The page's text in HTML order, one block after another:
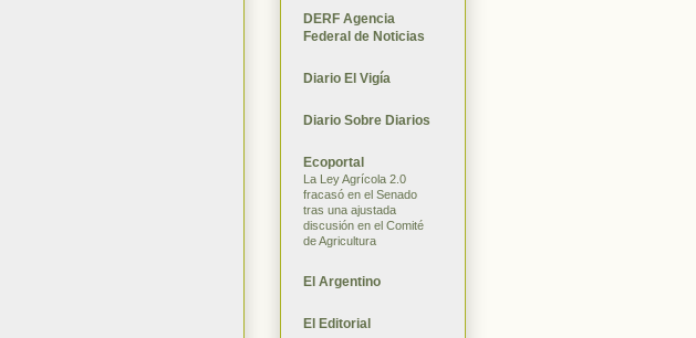
DERF Agencia
Federal de Noticias
Diario El Vigía
Diario Sobre Diarios
Ecoportal
La Ley Agrícola 2.0
fracasó en el Senado
tras una ajustada
discusión en el Comité
de Agricultura
El Argentino
El Editorial